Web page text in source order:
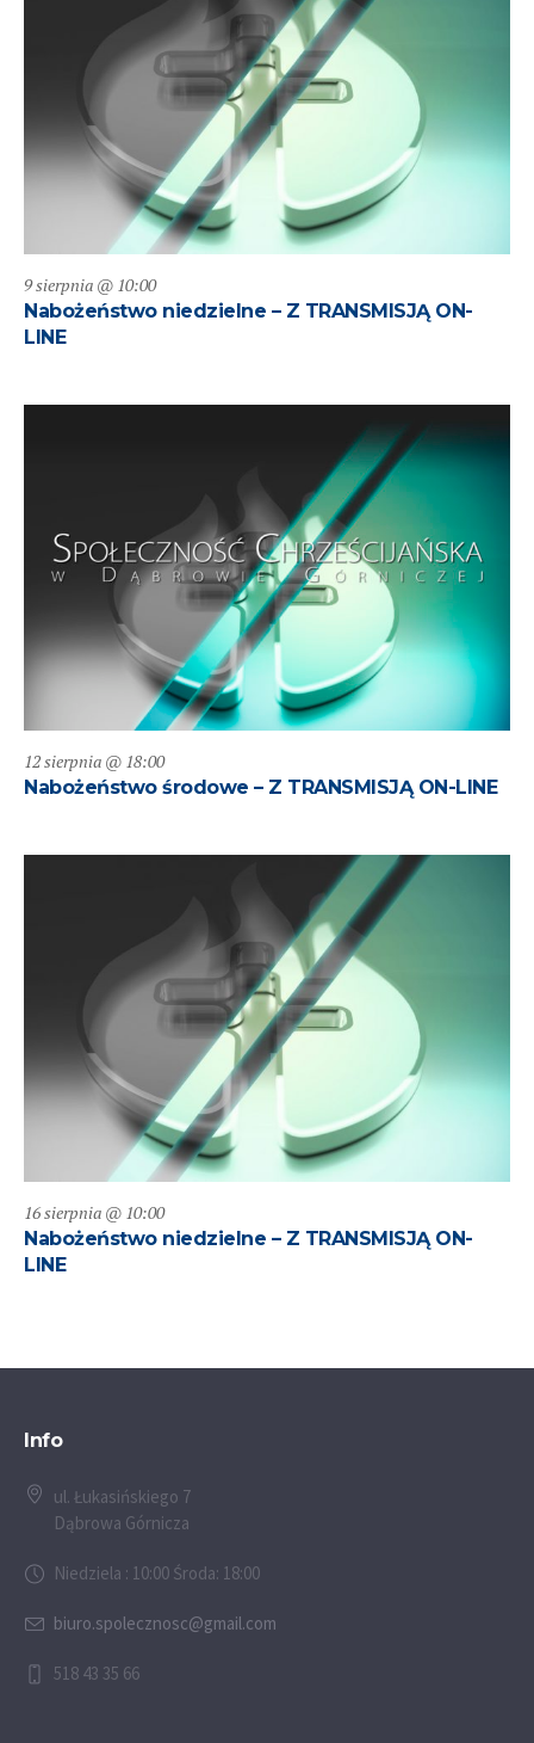
9 sierpnia @ 10:00
Nabożeństwo niedzielne – Z TRANSMISJĄ ON-
LINE
12 sierpnia @ 18:00
Nabożeństwo środowe – Z TRANSMISJĄ ON-LINE
16 sierpnia @ 10:00
Nabożeństwo niedzielne – Z TRANSMISJĄ ON-
LINE
Info
ul. Łukasińskiego 7
Dąbrowa Górnicza
Niedziela : 10:00 Środa: 18:00
biuro.spolecznosc@gmail.com
518 43 35 66